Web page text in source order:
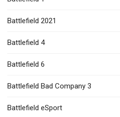
Battlefield 2021
Battlefield 4
Battlefield 6
Battlefield Bad Company 3
Battlefield eSport